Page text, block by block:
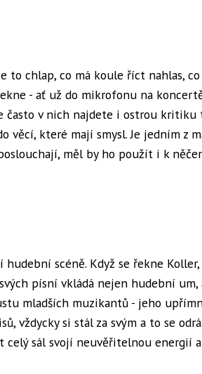
to chlap, co má koule říct nahlas,
- ať už do mikrofonu na
často v nich najdete i ostrou kritiku
věcí, které mají smysl. Je jedním z
měl by ho použít i k
scéně. Když se řekne Koller,
písní vkládá nejen hudební um,
mladších muzikantů - jeho
vždycky si stál za svým a to se
celý sál svojí neuvěřitelnou energií a